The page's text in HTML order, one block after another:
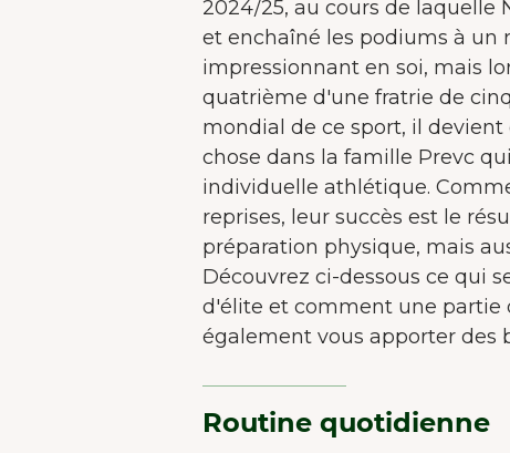
2024/25, au cours de laquelle
et enchaîné les podiums à un
impressionnant en soi, mais
quatrième d'une fratrie de
mondial de ce sport, il
chose dans la famille Prevc
individuelle athlétique.
reprises, leur succès est le
préparation physique, mais
Découvrez ci-dessous ce qui
d'élite et comment une partie
également vous apporter des
Routine quotidienne